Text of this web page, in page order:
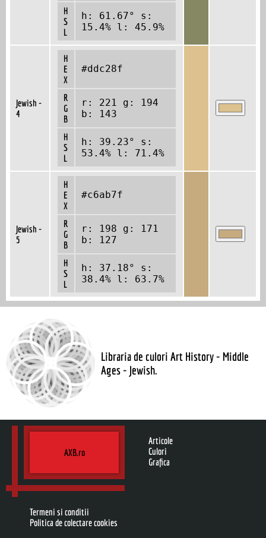
H
S
L
h: 61.67° s:
15.4% l: 45.9%
Jewish -
4
H
E
X
#ddc28f
R
G
B
r: 221 g: 194
b: 143
H
S
L
h: 39.23° s:
53.4% l: 71.4%
Jewish -
5
H
E
X
#c6ab7f
R
G
B
r: 198 g: 171
b: 127
H
S
L
h: 37.18° s:
38.4% l: 63.7%
Libraria de culori Art History - Middle
Ages - Jewish.
AXB.ro
Articole
Culori
Grafica
Termeni si conditii
Politica de colectare cookies